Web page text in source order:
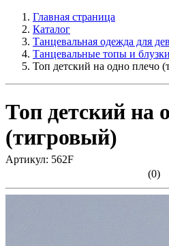
Главная страница
Каталог
Танцевальная одежда для
Танцевальные топы и
Топ детский на одно плечо
Топ детский на
(тигровый)
Артикул: 562F
(0)